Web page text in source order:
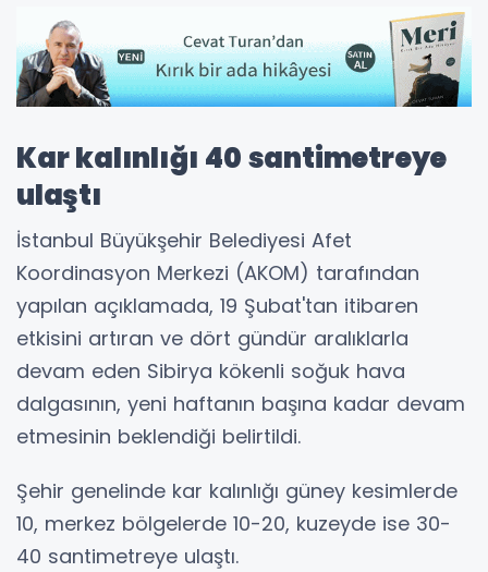
Kar kalınlığı 40 santimetreye
ulaştı
İstanbul Büyükşehir Belediyesi Afet
Koordinasyon Merkezi (AKOM) tarafından
yapılan açıklamada, 19 Şubat'tan itibaren
etkisini artıran ve dört gündür aralıklarla
devam eden Sibirya kökenli soğuk hava
dalgasının, yeni haftanın başına kadar devam
etmesinin beklendiği belirtildi.
Şehir genelinde kar kalınlığı güney kesimlerde
10, merkez bölgelerde 10-20, kuzeyde ise 30-
40 santimetreye ulaştı.